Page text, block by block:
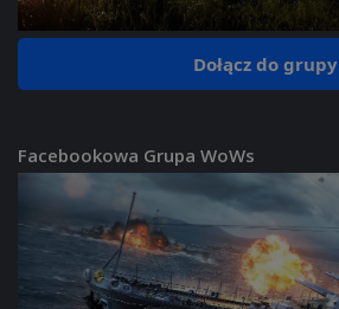
Dołącz do grupy
Facebookowa Grupa WoWs